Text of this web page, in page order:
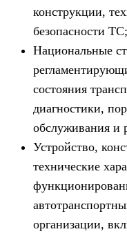
конструкции,
безопасности ТС;
Национальные
состояния
диагностики,
обслуживания и
Устройство,
технические
организации,